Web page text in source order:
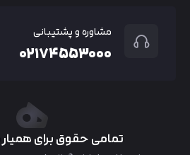
مشاوره و پشتیبانی
۰۲۱۷۴۵۵۳۰۰۰
تمامی حقوق برای